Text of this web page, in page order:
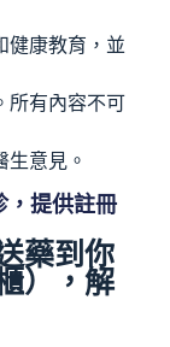
健康教育，並
所有內容不可
生意見。
，提供註冊
藥到你
），解